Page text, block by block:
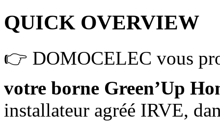
QUICK OVERVIEW
👉 DOMOCELEC vous
votre borne Green’Up
installateur agréé IRVE,